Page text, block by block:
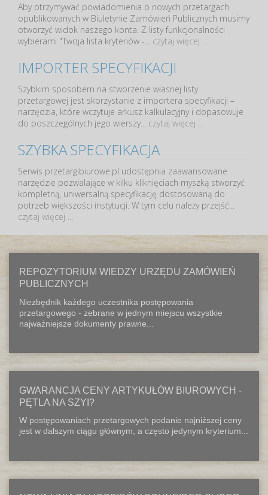
Aby otrzymywać powiadomienia o nowych przetargach
opublikowanych w Biuletynie Zamówień Publicznych musimy
otworzyć widok naszego konta. Z listy funkcjonalności
wybierami "Twoja lista kryteriów -... czytaj więcej ...
IMPORTER SPECYFIKACJI
Szybkim sposobem na stworzenie własnej listy
przetargowej jest skorzystanie z importera specyfikacji –
narzędzia, które wczytuje arkusz kalkulacyjny i dopasowuje
do poszczególnych jego wierszy... czytaj więcej ...
SZYBKA SPECYFIKACJA
Serwis przetargibiurowe.pl udostępnia zaawansowane
narzędzie pozwalające w kilku kliknięciach myszką stworzyć
kompletną, uniwersalną specyfikację dostosowaną do
potrzeb większości instytucji. W tym celu należy przejść...
czytaj więcej ...
REPOZYTORIUM WIEDZY URZĘDU ZAMÓWIEŃ
PUBLICZNYCH
Niezbędnik każdego uczestnika postępowania
przetargowego - zebrane w jednym miejscu wszystkie
najważniejsze dokumenty prawne...
GWARANCJA CENY ARTYKUŁÓW BIUROWYCH -
PĘTLA NA SZYI?
W postępowaniach przetargowych podanie najniższej ceny
jest w dalszym ciągu głównym, a często jedynym kryterium...